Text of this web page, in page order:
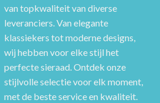
van topkwaliteit van diverse
leveranciers. Van elegante
klassiekers tot moderne designs,
wij hebben voor elke stijl het
perfecte sieraad. Ontdek onze
stijlvolle selectie voor elk moment,
met de beste service en kwaliteit.